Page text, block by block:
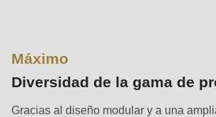
Passing
null
to
Máximo
Diversidad de la gama de
Gracias al diseño modular y a una